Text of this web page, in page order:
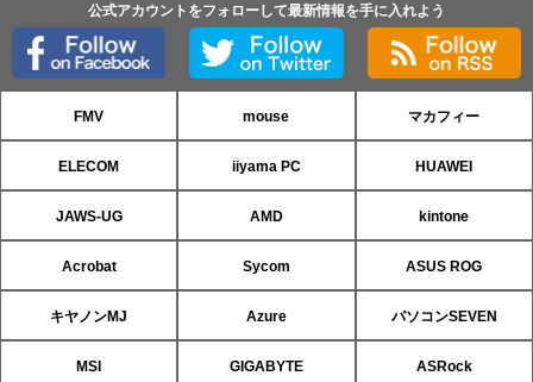
公式アカウントをフォローして最新情報を手に入れよう
FMV mouse マカフィー
ELECOM iiyama PC HUAWEI
JAWS-UG AMD kintone
Acrobat Sycom ASUS ROG
キヤノンMJ Azure パソコンSEVEN
MSI GIGABYTE ASRock